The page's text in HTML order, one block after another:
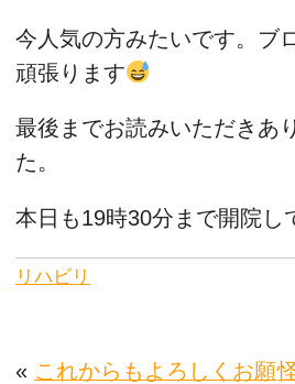
今人気の方みたいです。ブ
頑張ります
最後までお読みいただきあ
た。
本日も19時30分まで開院し
リハビリ
« これからもよろしくお願